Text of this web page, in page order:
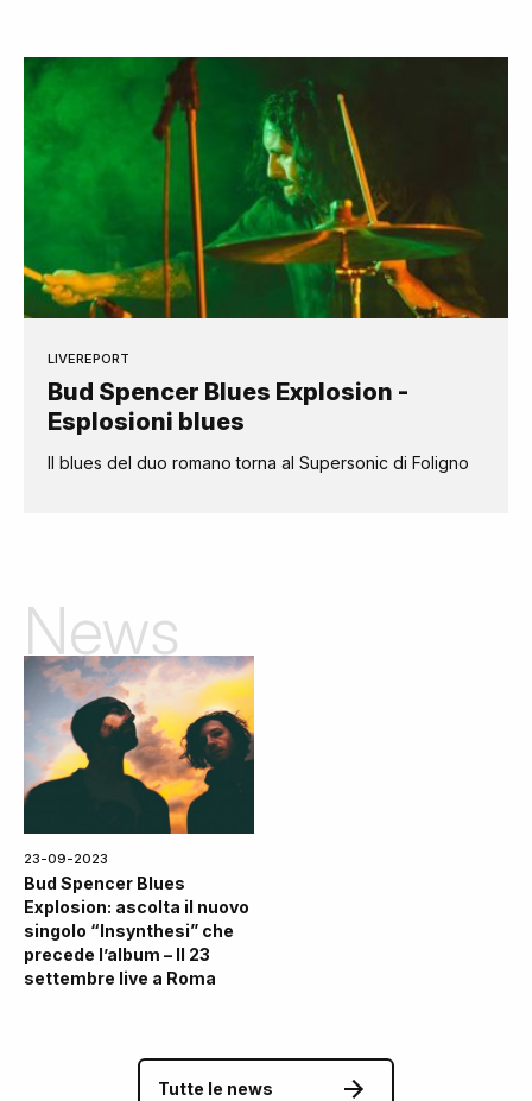
LIVEREPORT
Bud Spencer Blues Explosion -
Esplosioni blues
Il blues del duo romano torna al Supersonic di Foligno
News
23-09-2023
Bud Spencer Blues
Explosion: ascolta il nuovo
singolo “Insynthesi” che
precede l’album – Il 23
settembre live a Roma
Tutte le news